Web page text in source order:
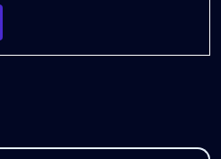
ECUADOR